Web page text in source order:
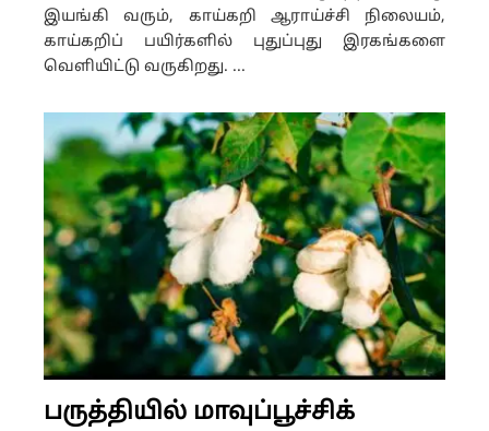
இயங்கி வரும், காய்கறி ஆராய்ச்சி நிலையம்,
காய்கறிப் பயிர்களில் புதுப்புது இரகங்களை
வெளியிட்டு வருகிறது. ...
பருத்தியில் மாவுப்பூச்சிக்